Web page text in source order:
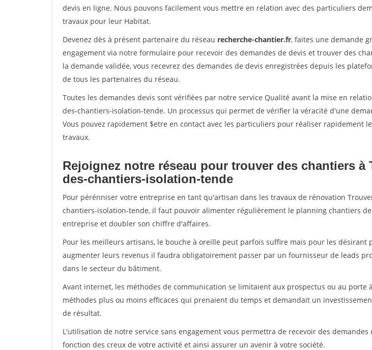
devis en ligne. Nous pouvons facilement vous mettre en relation avec des particuliers
travaux pour leur Habitat.
Devenez dès à présent partenaire du réseau recherche-chantier.fr, faites une demande
engagement via notre formulaire pour recevoir des demandes de devis et trouver des
la demande validée, vous recevrez des demandes de devis enregistrées depuis les
de tous les partenaires du réseau.
Toutes les demandes devis sont vérifiées par notre service Qualité avant la mise en
des-chantiers-isolation-tende. Un processus qui permet de vérifier la véracité d'une
Vous pouvez rapidement $etre en contact avec les particuliers pour réaliser rapidement
travaux.
Rejoignez notre réseau pour trouver des chantiers à
des-chantiers-isolation-tende
Pour pérénniser votre entreprise en tant qu'artisan dans les travaux de rénovation
chantiers-isolation-tende, il faut pouvoir alimenter régulièrement le planning chantiers
entreprise et doubler son chiffre d'affaires.
Pour les meilleurs artisans, le bouche à oreille peut parfois suffire mais pour les désirant
augmenter leurs revenus il faudra obligatoirement passer par un fournisseur de leads
dans le secteur du bâtiment.
Avant internet, les méthodes de communication se limitaient aux prospectus ou au porte
méthodes plus ou moins efficaces qui prenaient du temps et demandait un
de résultat.
L'utilisation de notre service sans engagement vous permettra de recevoir des demandes
fonction des creux de votre activité et ainsi assurer un avenir à votre société.